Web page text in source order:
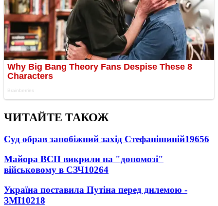
ЧИТАЙТЕ ТАКОЖ
Суд обрав запобіжний захід Стефанішиній19656
Майора ВСП викрили на "допомозі"
військовому в СЗЧ10264
Україна поставила Путіна перед дилемою -
ЗМІ10218